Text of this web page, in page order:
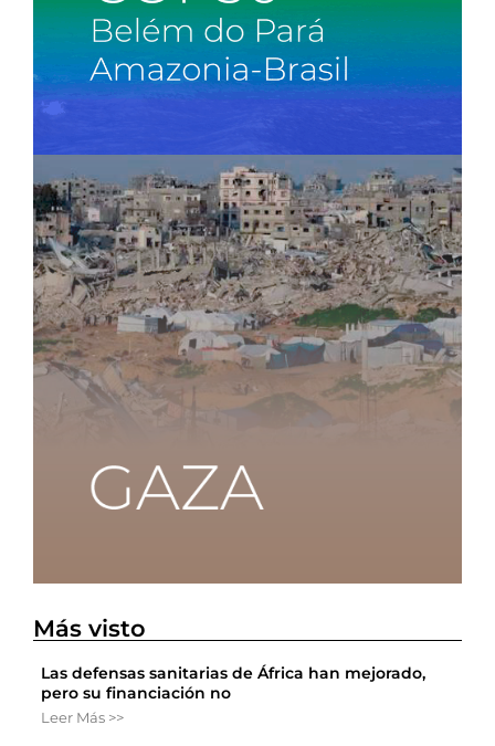
Más visto
Las defensas sanitarias de África han mejorado,
pero su financiación no
Leer Más >>